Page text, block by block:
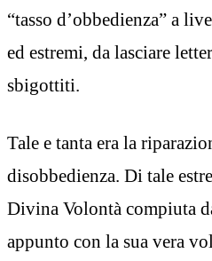
“tasso d’obbedienza” a
ed estremi, da lasciare
sbigottiti.
Tale e tanta era la
disobbedienza. Di tale
Divina Volontà compiuta
appunto con la sua vera